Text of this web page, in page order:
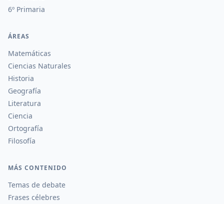
6º Primaria
ÁREAS
Matemáticas
Ciencias Naturales
Historia
Geografía
Literatura
Ciencia
Ortografía
Filosofía
MÁS CONTENIDO
Temas de debate
Frases célebres